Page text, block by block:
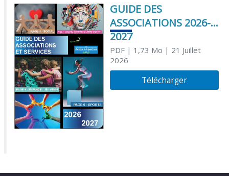
GUIDE DES
ASSOCIATIONS 2026-
2027
PDF| 1,73 Mo | 21 Juillet
2026
Télécharger